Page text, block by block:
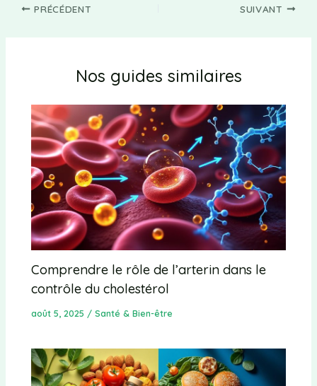
PRÉCÉDENT SUIVANT
Nos guides similaires
Comprendre le rôle de l’arterin dans le
contrôle du cholestérol
août 5, 2025 /Santé & Bien-être